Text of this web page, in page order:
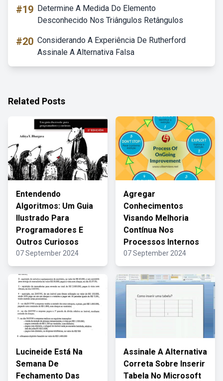
#19 Determine A Medida Do Elemento
Desconhecido Nos Triângulos Retângulos
#20 Considerando A Experiência De Rutherford
Assinale A Alternativa Falsa
Related Posts
Entendendo
Algoritmos: Um Guia
Ilustrado Para
Programadores E
Outros Curiosos
07 September 2024
Agregar
Conhecimentos
Visando Melhoria
Contínua Nos
Processos Internos
07 September 2024
Lucineide Está Na
Semana De
Fechamento Das
Assinale A Alternativa
Correta Sobre Inserir
Tabela No Microsoft